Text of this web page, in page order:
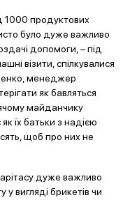
1000 продуктових
було дуже важливо
допомоги, – під
візити, спілкувалися
менеджер
як бавляться
майданчику
їх батьки з надією
щоб про них не
дуже важливо
вигляді брикетів чи